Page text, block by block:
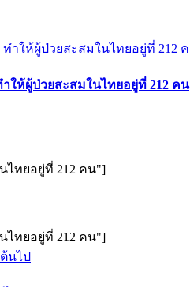
ให้ผู้ป่วยสะสมในไทยอยู่ที่ 212 คน
ไทยอยู่ที่ 212 คน"]
ไทยอยู่ที่ 212 คน"]